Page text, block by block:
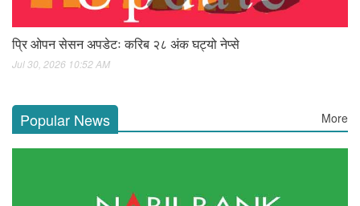
प्रि ओपन सेसन अपडेटः करिब २८ अंक घट्यो नेप्से
Jul 30, 2026 10:52 AM
Popular News More